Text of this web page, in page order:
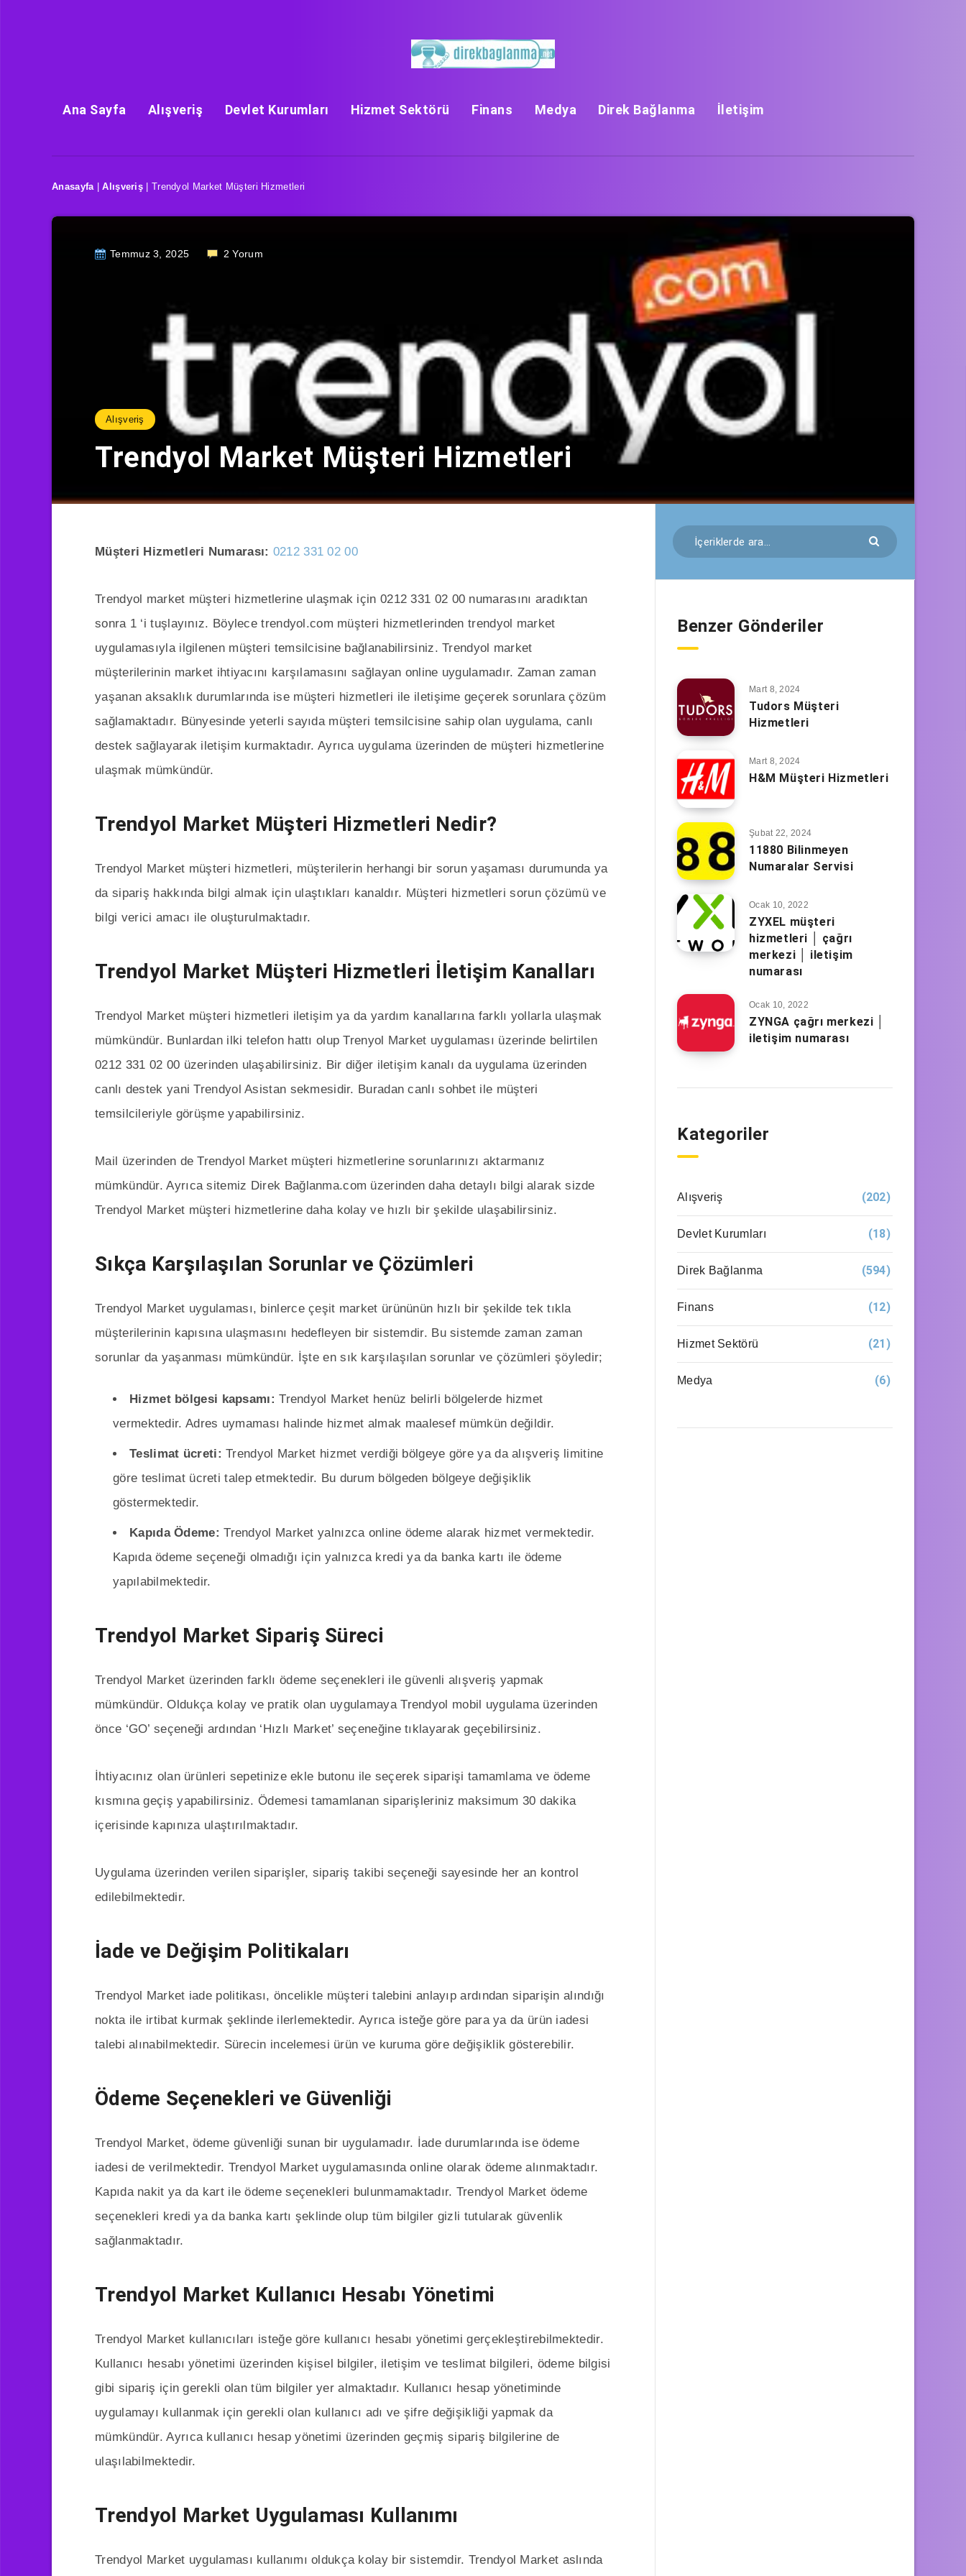
Ana Sayfa Alışveriş Devlet Kurumları Hizmet Sektörü Finans Medya Direk Bağlanma İletişim
Anasayfa|Alışveriş Trendyol Market Müşteri Hizmetleri
Temmuz 3, 2025 2 Yorum
Alışveriş
Trendyol Market Müşteri Hizmetleri
Müşteri Hizmetleri Numarası: 0212 331 02 00
Trendyol market müşteri hizmetlerine ulaşmak için 0212 331 02 00 numarasını aradıktan
sonra 1 ‘i tuşlayınız. Böylece trendyol.com müşteri hizmetlerinden trendyol market
uygulamasıyla ilgilenen müşteri temsilcisine bağlanabilirsiniz. Trendyol market
müşterilerinin market ihtiyacını karşılamasını sağlayan online uygulamadır. Zaman zaman
yaşanan aksaklık durumlarında ise müşteri hizmetleri ile iletişime geçerek sorunlara çözüm
sağlamaktadır. Bünyesinde yeterli sayıda müşteri temsilcisine sahip olan uygulama, canlı
destek sağlayarak iletişim kurmaktadır. Ayrıca uygulama üzerinden de müşteri hizmetlerine
ulaşmak mümkündür.
Trendyol Market Müşteri Hizmetleri Nedir?
Trendyol Market müşteri hizmetleri, müşterilerin herhangi bir sorun yaşaması durumunda ya
da sipariş hakkında bilgi almak için ulaştıkları kanaldır. Müşteri hizmetleri sorun çözümü ve
bilgi verici amacı ile oluşturulmaktadır.
Trendyol Market Müşteri Hizmetleri İletişim Kanalları
Trendyol Market müşteri hizmetleri iletişim ya da yardım kanallarına farklı yollarla ulaşmak
mümkündür. Bunlardan ilki telefon hattı olup Trenyol Market uygulaması üzerinde belirtilen
0212 331 02 00 üzerinden ulaşabilirsiniz. Bir diğer iletişim kanalı da uygulama üzerinden
canlı destek yani Trendyol Asistan sekmesidir. Buradan canlı sohbet ile müşteri
temsilcileriyle görüşme yapabilirsiniz.
Mail üzerinden de Trendyol Market müşteri hizmetlerine sorunlarınızı aktarmanız
mümkündür. Ayrıca sitemiz Direk Bağlanma.com üzerinden daha detaylı bilgi alarak sizde
Trendyol Market müşteri hizmetlerine daha kolay ve hızlı bir şekilde ulaşabilirsiniz.
Sıkça Karşılaşılan Sorunlar ve Çözümleri
Trendyol Market uygulaması, binlerce çeşit market ürününün hızlı bir şekilde tek tıkla
müşterilerinin kapısına ulaşmasını hedefleyen bir sistemdir. Bu sistemde zaman zaman
sorunlar da yaşanması mümkündür. İşte en sık karşılaşılan sorunlar ve çözümleri şöyledir;
Hizmet bölgesi kapsamı: Trendyol Market henüz belirli bölgelerde hizmet
vermektedir. Adres uymaması halinde hizmet almak maalesef mümkün değildir.
Teslimat ücreti: Trendyol Market hizmet verdiği bölgeye göre ya da alışveriş limitine
göre teslimat ücreti talep etmektedir. Bu durum bölgeden bölgeye değişiklik
göstermektedir.
Kapıda Ödeme: Trendyol Market yalnızca online ödeme alarak hizmet vermektedir.
Kapıda ödeme seçeneği olmadığı için yalnızca kredi ya da banka kartı ile ödeme
yapılabilmektedir.
Trendyol Market Sipariş Süreci
Trendyol Market üzerinden farklı ödeme seçenekleri ile güvenli alışveriş yapmak
mümkündür. Oldukça kolay ve pratik olan uygulamaya Trendyol mobil uygulama üzerinden
önce ‘GO’ seçeneği ardından ‘Hızlı Market’ seçeneğine tıklayarak geçebilirsiniz.
İhtiyacınız olan ürünleri sepetinize ekle butonu ile seçerek siparişi tamamlama ve ödeme
kısmına geçiş yapabilirsiniz. Ödemesi tamamlanan siparişleriniz maksimum 30 dakika
içerisinde kapınıza ulaştırılmaktadır.
Uygulama üzerinden verilen siparişler, sipariş takibi seçeneği sayesinde her an kontrol
edilebilmektedir.
İade ve Değişim Politikaları
Trendyol Market iade politikası, öncelikle müşteri talebini anlayıp ardından siparişin alındığı
nokta ile irtibat kurmak şeklinde ilerlemektedir. Ayrıca isteğe göre para ya da ürün iadesi
talebi alınabilmektedir. Sürecin incelemesi ürün ve kuruma göre değişiklik gösterebilir.
Ödeme Seçenekleri ve Güvenliği
Trendyol Market, ödeme güvenliği sunan bir uygulamadır. İade durumlarında ise ödeme
iadesi de verilmektedir. Trendyol Market uygulamasında online olarak ödeme alınmaktadır.
Kapıda nakit ya da kart ile ödeme seçenekleri bulunmamaktadır. Trendyol Market ödeme
seçenekleri kredi ya da banka kartı şeklinde olup tüm bilgiler gizli tutularak güvenlik
sağlanmaktadır.
Trendyol Market Kullanıcı Hesabı Yönetimi
Trendyol Market kullanıcıları isteğe göre kullanıcı hesabı yönetimi gerçekleştirebilmektedir.
Kullanıcı hesabı yönetimi üzerinden kişisel bilgiler, iletişim ve teslimat bilgileri, ödeme bilgisi
gibi sipariş için gerekli olan tüm bilgiler yer almaktadır. Kullanıcı hesap yönetiminde
uygulamayı kullanmak için gerekli olan kullanıcı adı ve şifre değişikliği yapmak da
mümkündür. Ayrıca kullanıcı hesap yönetimi üzerinden geçmiş sipariş bilgilerine de
ulaşılabilmektedir.
Trendyol Market Uygulaması Kullanımı
Trendyol Market uygulaması kullanımı oldukça kolay bir sistemdir. Trendyol Market aslında
Benzer Gönderiler
Mart 8, 2024
Tudors Müşteri
Hizmetleri
Mart 8, 2024
H&M Müşteri Hizmetleri
Şubat 22, 2024
11880 Bilinmeyen
Numaralar Servisi
Ocak 10, 2022
ZYXEL müşteri
hizmetleri │ çağrı
merkezi │ iletişim
numarası
Ocak 10, 2022
ZYNGA çağrı merkezi │
iletişim numarası
Kategoriler
Alışveriş (202)
Devlet Kurumları (18)
Direk Bağlanma (594)
Finans (12)
Hizmet Sektörü (21)
Medya (6)